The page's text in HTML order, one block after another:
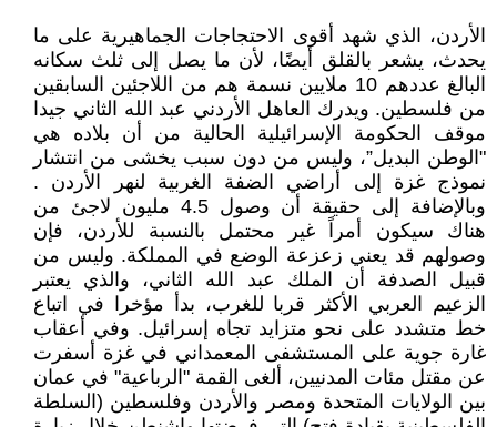
الأردن، الذي شهد أقوى الاحتجاجات الجماهيرية على ما
يحدث، يشعر بالقلق أيضًا، لأن ما يصل إلى ثلث سكانه
البالغ عددهم 10 ملايين نسمة هم من اللاجئين السابقين
من فلسطين. ويدرك العاهل الأردني عبد الله الثاني جيدا
موقف الحكومة الإسرائيلية الحالية من أن بلاده هي
"الوطن البديل”، وليس من دون سبب يخشى من انتشار
نموذج غزة إلى أراضي الضفة الغربية لنهر الأردن .
وبالإضافة إلى حقيقة أن وصول 4.5 مليون لاجئ من
هناك سيكون أمراً غير محتمل بالنسبة للأردن، فإن
وصولهم قد يعني زعزعة الوضع في المملكة. وليس من
قبيل الصدفة أن الملك عبد الله الثاني، والذي يعتبر
الزعيم العربي الأكثر قربا للغرب، بدأ مؤخرا في اتباع
خط متشدد على نحو متزايد تجاه إسرائيل. وفي أعقاب
غارة جوية على المستشفى المعمداني في غزة أسفرت
عن مقتل مئات المدنيين، ألغى القمة "الرباعية" في عمان
بين الولايات المتحدة ومصر والأردن وفلسطين (السلطة